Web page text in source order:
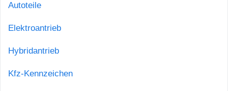
Autoteile
Elektroantrieb
Hybridantrieb
Kfz-Kennzeichen